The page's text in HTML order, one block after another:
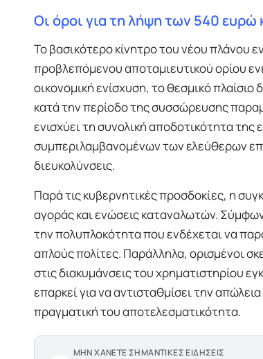
Οι όροι για τη λήψη των 540 ευρώ
Το βασικότερο κίνητρο του νέου πλάνου
προβλεπόμενου αποταμιευτικού ορίου
οικονομική ενίσχυση, το θεσμικό
κατά την περίοδο της συσσώρευσης
ενισχύει τη συνολική αποδοτικότητα
συμπεριλαμβανομένων των ελεύθερων
διευκολύνσεις.
Παρά τις κυβερνητικές προσδοκίες, η
αγοράς και ενώσεις καταναλωτών.
την πολυπλοκότητα που ενδέχεται να
απλούς πολίτες. Παράλληλα, ορισμένοι
στις διακυμάνσεις του χρηματιστηρίου
επαρκεί για να αντισταθμίσει την
πραγματική του αποτελεσματικότητα.
ΜΗΝ ΧΑΝΕΤΕ ΣΗΜΑΝΤΙΚΕΣ ΕΙΔΗΣΕΙΣ